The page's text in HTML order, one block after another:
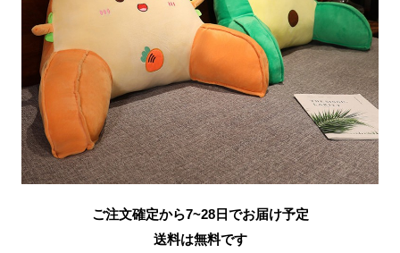
ご注文確定から7~28日でお届け予定
送料は無料です